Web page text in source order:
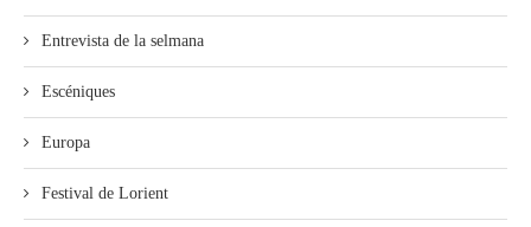
Entrevista de la selmana
Escéniques
Europa
Festival de Lorient